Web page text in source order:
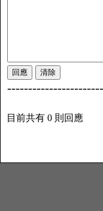
目前共有 0 則回應